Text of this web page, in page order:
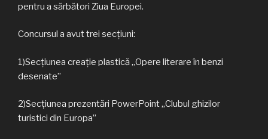
pentru a sărbători Ziua Europei.
Concursul a avut trei secțiuni:
1)Secțiunea creație plastică „Opere literare în benzi
desenate”
2)Secțiunea prezentări PowerPoint „Clubul ghizilor
turistici din Europa”